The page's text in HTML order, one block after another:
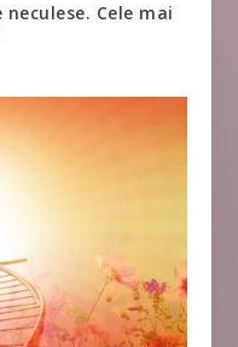
Cele mai